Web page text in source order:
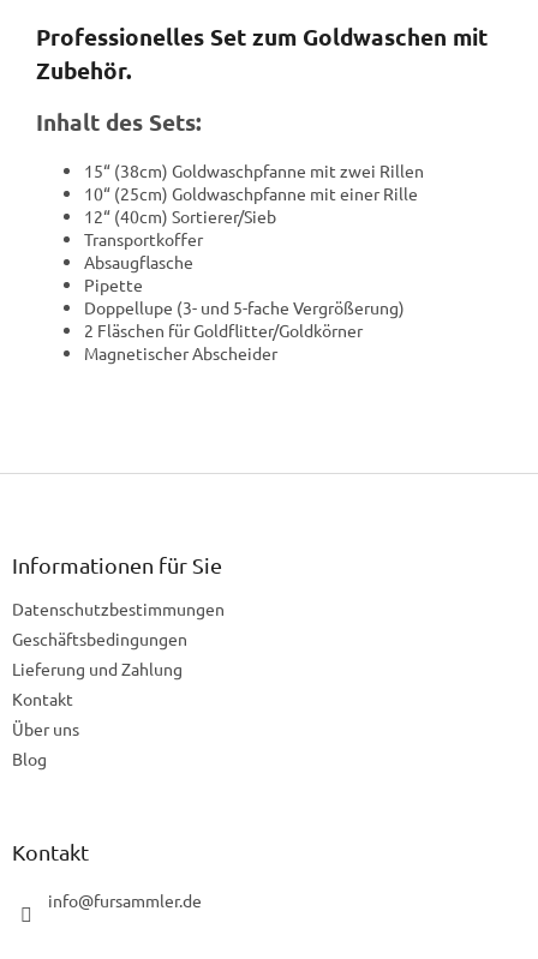
Professionelles Set zum Goldwaschen mit
Zubehör.
Inhalt des Sets:
15“ (38cm) Goldwaschpfanne mit zwei Rillen
10“ (25cm) Goldwaschpfanne mit einer Rille
12“ (40cm) Sortierer/Sieb
Transportkoffer
Absaugflasche
Pipette
Doppellupe (3- und 5-fache Vergrößerung)
2 Fläschen für Goldflitter/Goldkörner
Magnetischer Abscheider
F
Informationen für Sie
Datenschutzbestimmungen
Geschäftsbedingungen
Lieferung und Zahlung
Kontakt
Über uns
Blog
Kontakt
info@fursammler.de